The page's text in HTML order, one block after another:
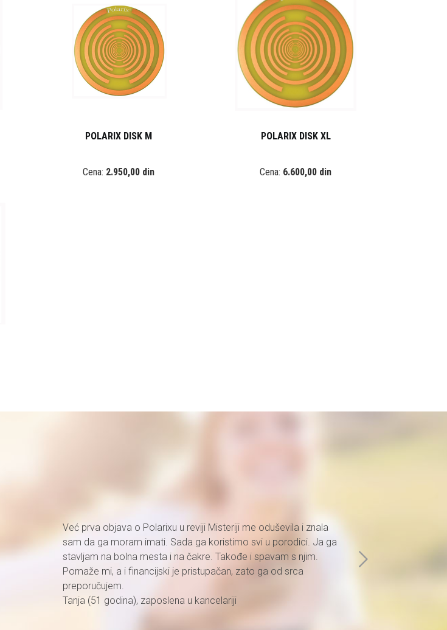
POLARIX DISK M
Cena: 2.950,00 din
POLARIX DISK XL
Cena: 6.600,00 din
Već prva objava o Polarixu u reviji Misteriji me oduševila i znala
sam da ga moram imati. Sada ga koristimo svi u porodici. Ja ga
stavljam na bolna mesta i na čakre. Takođe i spavam s njim.
Pomaže mi, a i financijski je pristupačan, zato ga od srca
preporučujem.
Tanja (51 godina), zaposlena u kancelariji